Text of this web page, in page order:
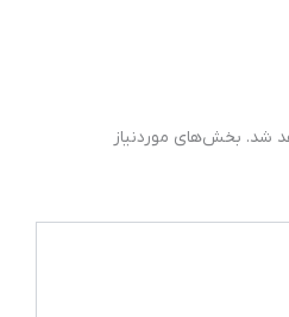
شد. بخش‌های موردنیاز